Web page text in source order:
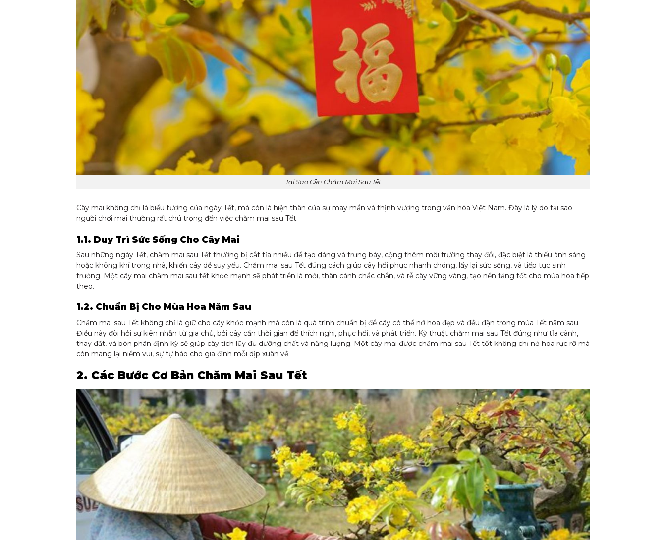
Tại Sao Cần Chăm Mai Sau Tết
Cây mai không chỉ là biểu tượng của ngày Tết, mà còn là hiện thân của sự may mắn và thịnh vượng trong văn hóa Việt Nam. Đây là lý do tại sao
người chơi mai thường rất chú trọng đến việc chăm mai sau Tết.
1.1. Duy Trì Sức Sống Cho Cây Mai
Sau những ngày Tết, chăm mai sau Tết thường bị cắt tỉa nhiều để tạo dáng và trưng bày, cộng thêm môi trường thay đổi, đặc biệt là thiếu ánh sáng
hoặc không khí trong nhà, khiến cây dễ suy yếu. Chăm mai sau Tết đúng cách giúp cây hồi phục nhanh chóng, lấy lại sức sống, và tiếp tục sinh
trưởng. Một cây mai chăm mai sau tết khỏe mạnh sẽ phát triển lá mới, thân cành chắc chắn, và rễ cây vững vàng, tạo nền tảng tốt cho mùa hoa tiếp
theo.
1.2. Chuẩn Bị Cho Mùa Hoa Năm Sau
Chăm mai sau Tết không chỉ là giữ cho cây khỏe mạnh mà còn là quá trình chuẩn bị để cây có thể nở hoa đẹp và đều đặn trong mùa Tết năm sau.
Điều này đòi hỏi sự kiên nhẫn từ gia chủ, bởi cây cần thời gian để thích nghi, phục hồi, và phát triển. Kỹ thuật chăm mai sau Tết đúng như tỉa cành,
thay đất, và bón phân định kỳ sẽ giúp cây tích lũy đủ dưỡng chất và năng lượng. Một cây mai được chăm mai sau Tết tốt không chỉ nở hoa rực rỡ mà
còn mang lại niềm vui, sự tự hào cho gia đình mỗi dịp xuân về.
2. Các Bước Cơ Bản Chăm Mai Sau Tết